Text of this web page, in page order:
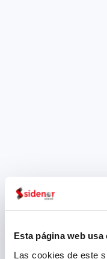
Esta página web usa
Las cookies de este